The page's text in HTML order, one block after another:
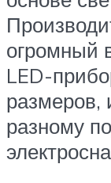
огромный
LED-
размеров,
разному